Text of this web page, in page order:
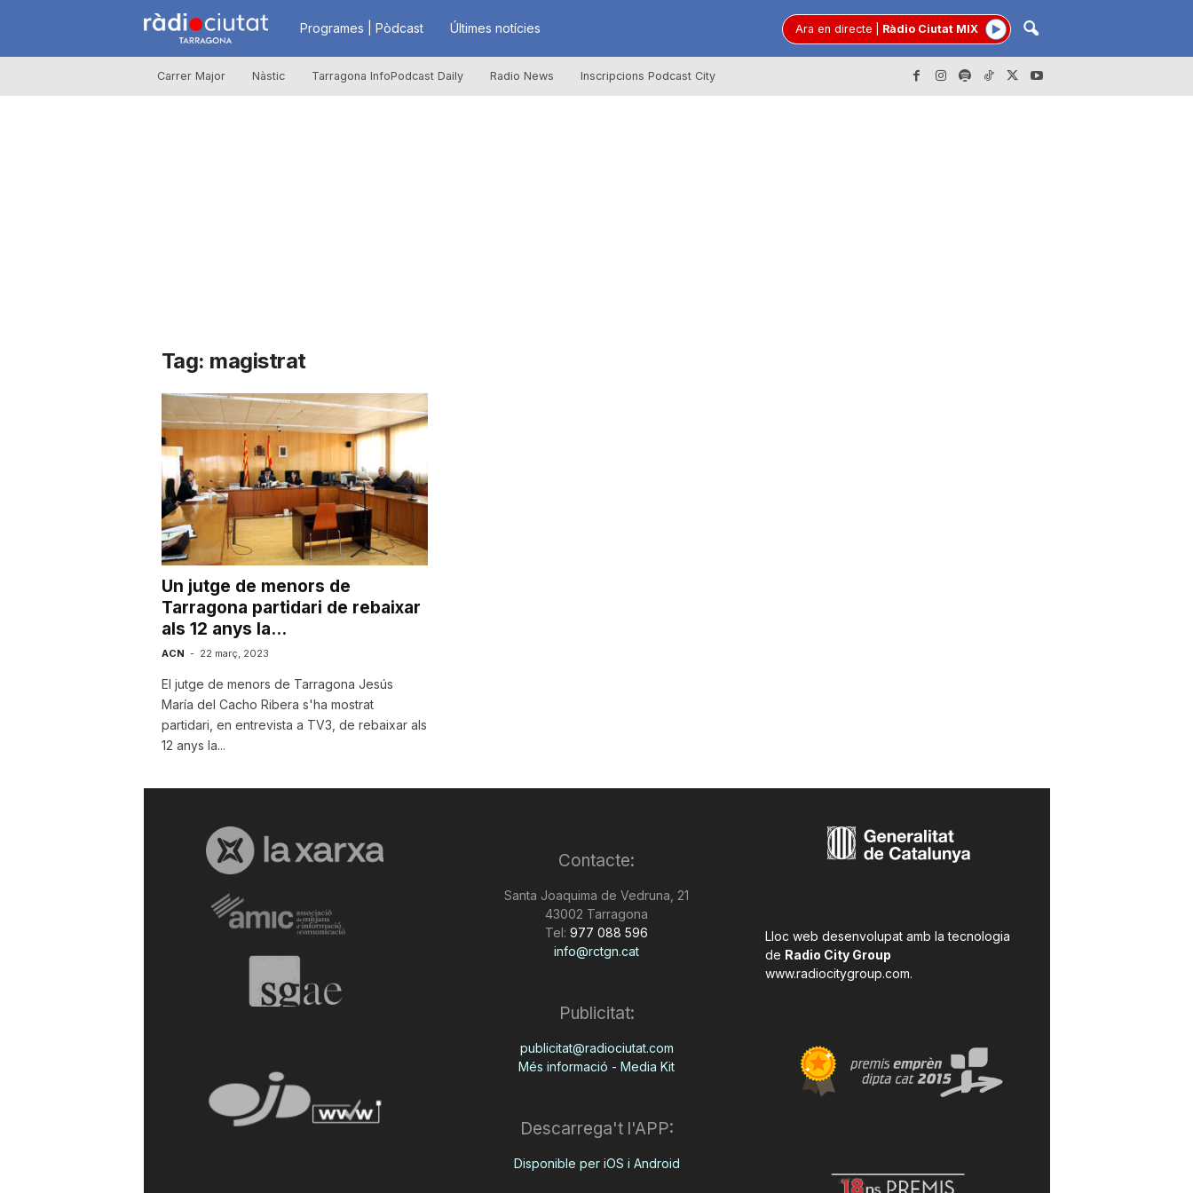
R
à
i
u
t
t
d
e
a
o
Programes | Pòdcast Últimes notícies Ara en directe Ràdio Ciutat MIX
Carrer Major Nàstic Tarragona InfoPodcast Daily Radio News Inscripcions Podcast City
Tag: magistrat
Un jutge de menors de
Tarragona partidari de rebaixar
als 12 anys la...
ACN - 22 març, 2023
El jutge de menors de Tarragona Jesús
María del Cacho Ribera s'ha mostrat
partidari, en entrevista a TV3, de rebaixar als
12 anys la...
Contacte:
Santa Joaquima de Vedruna, 21
43002 Tarragona
Tel: 977 088 596
info@rctgn.cat
Publicitat:
publicitat@radiociutat.com
Més informació - Media Kit
Descarrega't l'APP:
Disponible per iOS i Android
Lloc web desenvolupat amb la tecnologia
de Radio City Group
www.radiocitygroup.com.